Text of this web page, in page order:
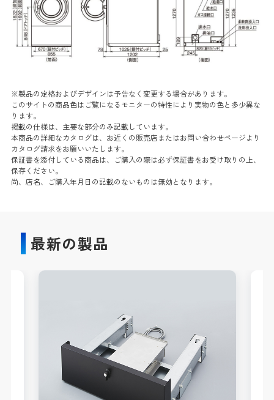
※製品の定格およびデザインは予告なく変更する場合があります。
このサイトの商品色はご覧になるモニターの特性により実物の色と多少異な
ります。
掲載の仕様は、主要な部分のみ記載しています。
本商品の詳細なカタログは、お近くの販売店またはお問い合わせページより
カタログ請求をお願いいたします。
保証書を添付している商品は、ご購入の際は必ず保証書をお受け取りの上、
保存ください。
尚、店名、ご購入年月日の記載のないものは無効となります。
最新の製品